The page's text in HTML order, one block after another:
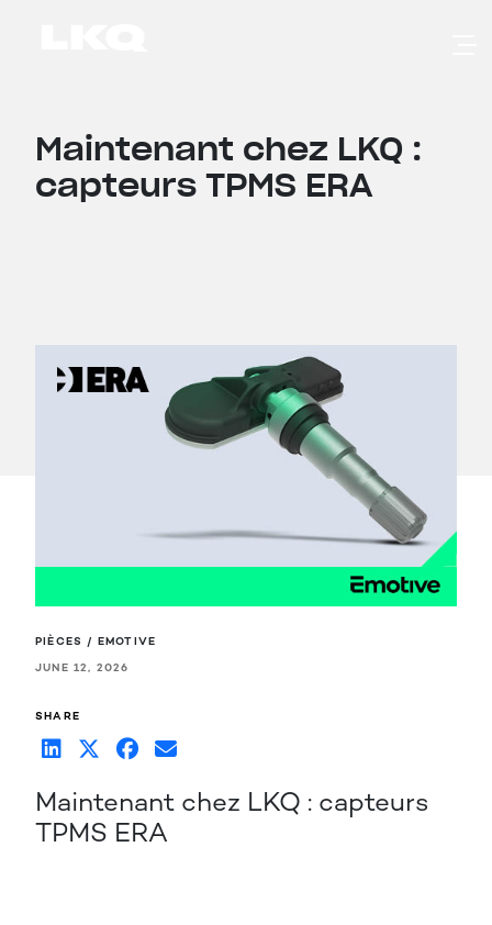
Maintenant chez LKQ :
capteurs TPMS ERA
PIÈCES / EMOTIVE
JUNE 12, 2026
SHARE
Maintenant chez LKQ : capteurs
TPMS ERA